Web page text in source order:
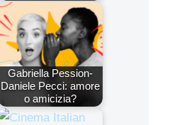
Gabriella Pession-
Daniele Pecci: amore
o amicizia?